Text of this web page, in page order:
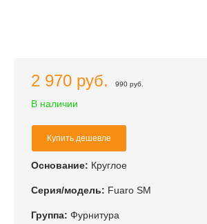
2 970 руб. 990 руб.
В наличии
Купить дешевле
Основание: Круглое
Серия/модель: Fuaro SM
Группа: Фурнитура